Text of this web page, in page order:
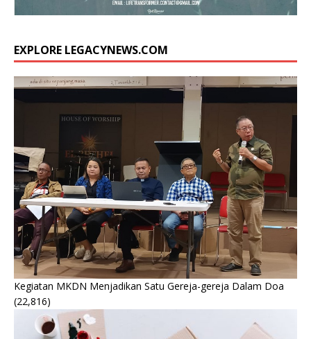
EXPLORE LEGACYNEWS.COM
Kegiatan MKDN Menjadikan Satu Gereja-gereja Dalam Doa
(22,816)